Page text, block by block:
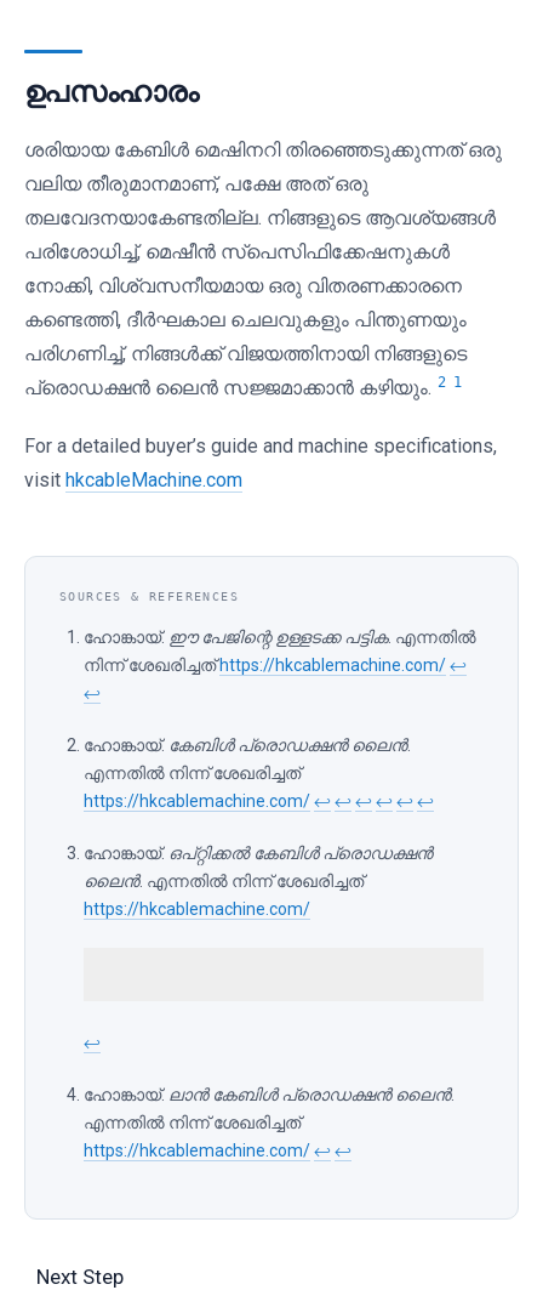
ഉപസംഹാരം
ശരിയായ കേബിൾ മെഷിനറി തിരഞ്ഞെടുക്കുന്നത് ഒരു
വലിയ തീരുമാനമാണ്, പക്ഷേ അത് ഒരു
തലവേദനയാകേണ്ടതില്ല. നിങ്ങളുടെ ആവശ്യങ്ങൾ
പരിശോധിച്ച്, മെഷീൻ സ്പെസിഫിക്കേഷനുകൾ
നോക്കി, വിശ്വസനീയമായ ഒരു വിതരണക്കാരനെ
കണ്ടെത്തി, ദീർഘകാല ചെലവുകളും പിന്തുണയും
പരിഗണിച്ച്, നിങ്ങൾക്ക് വിജയത്തിനായി നിങ്ങളുടെ
പ്രൊഡക്ഷൻ ലൈൻ സജ്ജമാക്കാൻ കഴിയും. 2 1
For a detailed buyer’s guide and machine specifications,
visit hkcableMachine.com
ഹോങ്കായ്. ഈ പേജിന്റെ ഉള്ളടക്ക പട്ടിക. എന്നതിൽ
നിന്ന് ശേഖരിച്ചത്https://hkcablemachine.com/↩
↩
ഹോങ്കായ്. കേബിൾ പ്രൊഡക്ഷൻ ലൈൻ.
എന്നതിൽ നിന്ന് ശേഖരിച്ചത്
https://hkcablemachine.com/↩ ↩ ↩ ↩ ↩ ↩
ഹോങ്കായ്. ഒപ്റ്റിക്കൽ കേബിൾ പ്രൊഡക്ഷൻ
ലൈൻ. എന്നതിൽ നിന്ന് ശേഖരിച്ചത്
https://hkcablemachine.com/
↩
ഹോങ്കായ്. ലാൻ കേബിൾ പ്രൊഡക്ഷൻ ലൈൻ.
എന്നതിൽ നിന്ന് ശേഖരിച്ചത്
https://hkcablemachine.com/↩ ↩
Next Step